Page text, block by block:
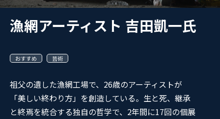
漁網アーティスト 吉田凱一氏
おすすめ 芸術
祖父の遺した漁網工場で、26歳のアーティストが
「美しい終わり方」を創造している。生と死、継承
と終焉を統合する独自の哲学で、2年間に17回の個展